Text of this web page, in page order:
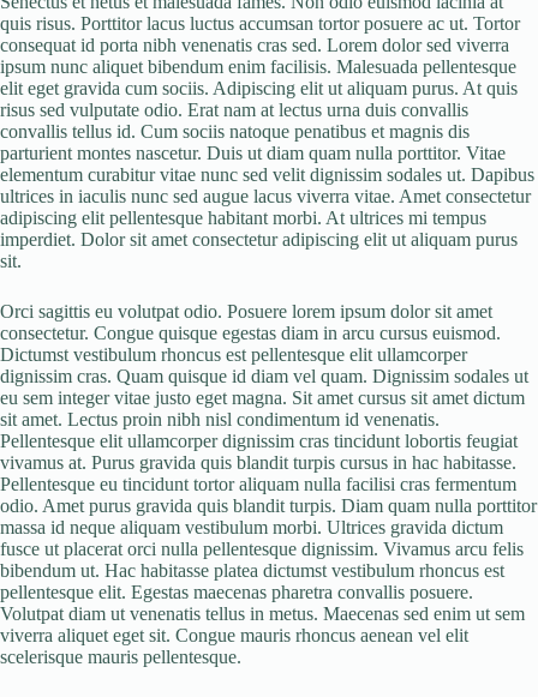
quis risus. Porttitor lacus luctus accumsan tortor posuere ac ut. Tortor
consequat id porta nibh venenatis cras sed. Lorem dolor sed viverra
ipsum nunc aliquet bibendum enim facilisis. Malesuada pellentesque
elit eget gravida cum sociis. Adipiscing elit ut aliquam purus. At quis
risus sed vulputate odio. Erat nam at lectus urna duis convallis
convallis tellus id. Cum sociis natoque penatibus et magnis dis
parturient montes nascetur. Duis ut diam quam nulla porttitor. Vitae
elementum curabitur vitae nunc sed velit dignissim sodales ut. Dapibus
ultrices in iaculis nunc sed augue lacus viverra vitae. Amet consectetur
adipiscing elit pellentesque habitant morbi. At ultrices mi tempus
imperdiet. Dolor sit amet consectetur adipiscing elit ut aliquam purus
sit.
Orci sagittis eu volutpat odio. Posuere lorem ipsum dolor sit amet
consectetur. Congue quisque egestas diam in arcu cursus euismod.
Dictumst vestibulum rhoncus est pellentesque elit ullamcorper
dignissim cras. Quam quisque id diam vel quam. Dignissim sodales ut
eu sem integer vitae justo eget magna. Sit amet cursus sit amet dictum
sit amet. Lectus proin nibh nisl condimentum id venenatis.
Pellentesque elit ullamcorper dignissim cras tincidunt lobortis feugiat
vivamus at. Purus gravida quis blandit turpis cursus in hac habitasse.
Pellentesque eu tincidunt tortor aliquam nulla facilisi cras fermentum
odio. Amet purus gravida quis blandit turpis. Diam quam nulla porttitor
massa id neque aliquam vestibulum morbi. Ultrices gravida dictum
fusce ut placerat orci nulla pellentesque dignissim. Vivamus arcu felis
bibendum ut. Hac habitasse platea dictumst vestibulum rhoncus est
pellentesque elit. Egestas maecenas pharetra convallis posuere.
Volutpat diam ut venenatis tellus in metus. Maecenas sed enim ut sem
viverra aliquet eget sit. Congue mauris rhoncus aenean vel elit
scelerisque mauris pellentesque.